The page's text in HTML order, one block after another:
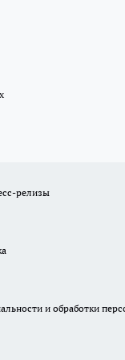
релизы
и обработки